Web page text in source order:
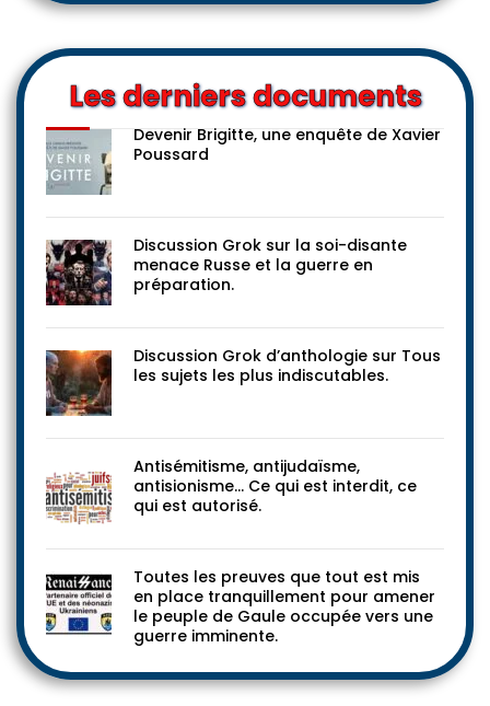
Les derniers documents
Devenir Brigitte, une enquête de Xavier
Poussard
Discussion Grok sur la soi-disante
menace Russe et la guerre en
préparation.
Discussion Grok d’anthologie sur Tous
les sujets les plus indiscutables.
Antisémitisme, antijudaïsme,
antisionisme… Ce qui est interdit, ce
qui est autorisé.
Toutes les preuves que tout est mis
en place tranquillement pour amener
le peuple de Gaule occupée vers une
guerre imminente.